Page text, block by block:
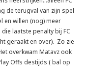
de terugval van zijn spel
en willen (nog) meer
laatste penalty bij FC
geraakt en over). Zo zie
overkwam Matavz ook
Offs destijds ( bal op